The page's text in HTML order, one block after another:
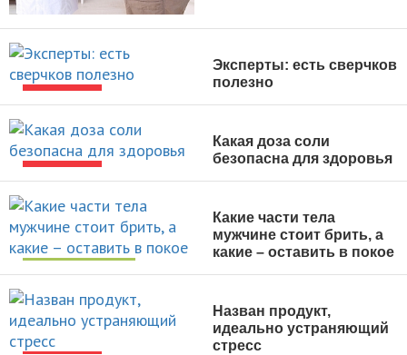
НОВОСТИ
Эксперты: есть сверчков
полезно
Какая доза соли
безопасна для здоровья
УХОД ЗА СОБОЙ
Какие части тела
мужчине стоит брить, а
какие – оставить в покое
Назван продукт,
идеально устраняющий
стресс